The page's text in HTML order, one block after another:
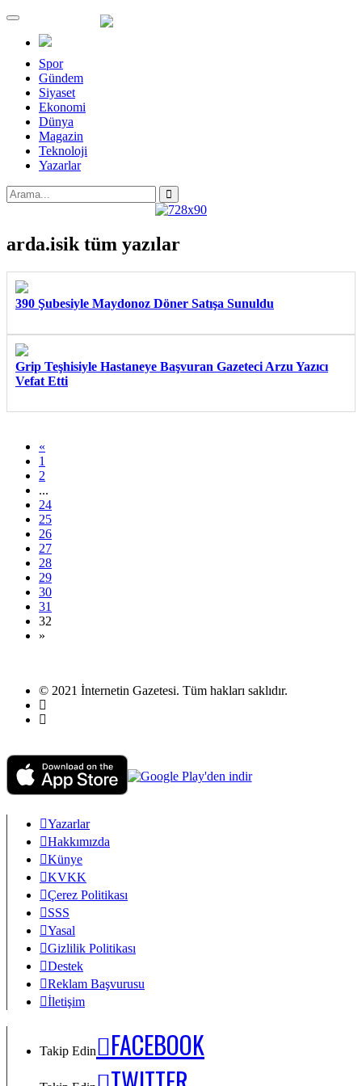
Menü
Spor
Gündem
Siyaset
Ekonomi
Dünya
Magazin
Teknoloji
Yazarlar
arda.isik tüm yazılar
390 Şubesiyle Maydonoz Döner Satışa Sunuldu
Grip Teşhisiyle Hastaneye Başvuran Gazeteci Arzu Yazıcı
Vefat Etti
«
1
2
...
24
25
26
27
28
29
30
31
32
»
© 2021 İnternetin Gazetesi. Tüm hakları saklıdır.
Yazarlar
Hakkımızda
Künye
KVKK
Çerez Politikası
SSS
Yasal
Gizlilik Politikası
Destek
Reklam Başvurusu
İletişim
Takip Edin FACEBOOK